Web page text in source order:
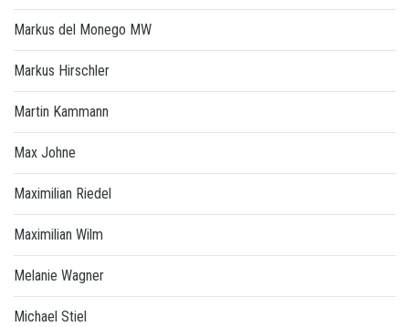
Markus del Monego MW
Markus Hirschler
Martin Kammann
Max Johne
Maximilian Riedel
Maximilian Wilm
Melanie Wagner
Michael Stiel